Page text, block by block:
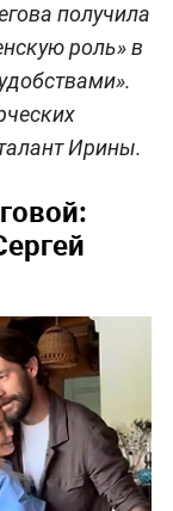
получила
роль» в
Ирины.